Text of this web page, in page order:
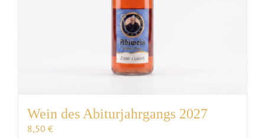
Wein des Abiturjahrgangs 2027
8,50 €